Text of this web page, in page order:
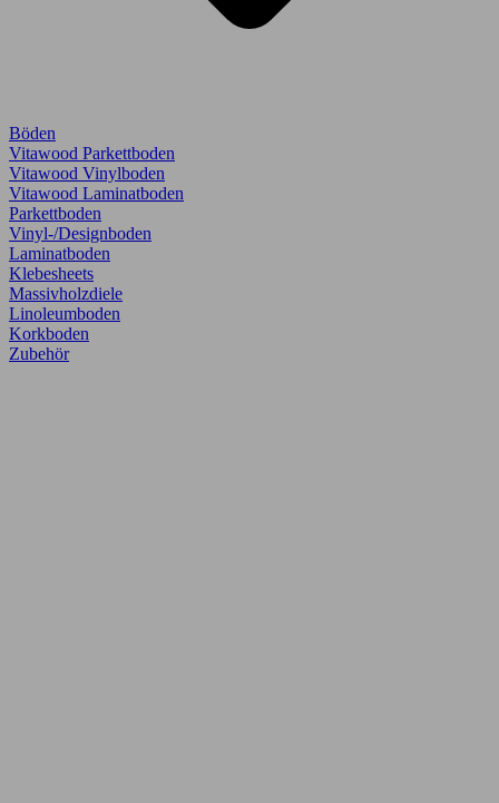
Böden
Vitawood Parkettboden
Vitawood Vinylboden
Vitawood Laminatboden
Parkettboden
Vinyl-/Designboden
Laminatboden
Klebesheets
Massivholzdiele
Linoleumboden
Korkboden
Zubehör